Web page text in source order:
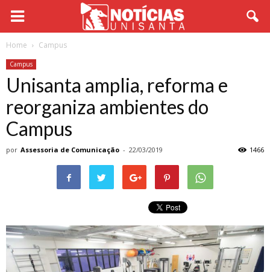
Home Campus
Campus
Unisanta amplia, reforma e
reorganiza ambientes do
Campus
por Assessoria de Comunicação - 22/03/2019 1466